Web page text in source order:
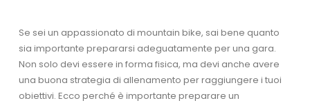
Se sei un appassionato di mountain bike, sai bene quanto
sia importante prepararsi adeguatamente per una gara.
Non solo devi essere in forma fisica, ma devi anche avere
una buona strategia di allenamento per raggiungere i tuoi
obiettivi. Ecco perché è importante preparare un